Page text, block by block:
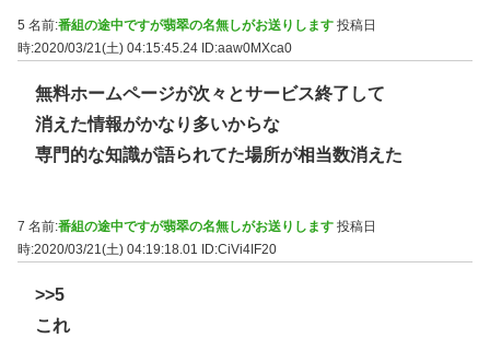
5 名前:番組の途中ですが翡翠の名無しがお送りします 投稿日
時:2020/03/21(土) 04:15:45.24 ID:aaw0MXca0
無料ホームページが次々とサービス終了して
消えた情報がかなり多いからな
専門的な知識が語られてた場所が相当数消えた
7 名前:番組の途中ですが翡翠の名無しがお送りします 投稿日
時:2020/03/21(土) 04:19:18.01
ID:CiVi4IF20
>>5
これ